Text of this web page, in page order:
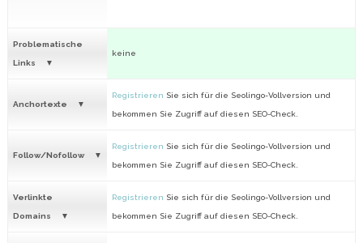
Problematische
Links
keine
Anchortexte
Registrieren Sie sich für die Seolingo-Vollversion und
bekommen Sie Zugriff auf diesen SEO-Check.
Follow/Nofollow
Registrieren Sie sich für die Seolingo-Vollversion und
bekommen Sie Zugriff auf diesen SEO-Check.
Verlinkte
Domains
Registrieren Sie sich für die Seolingo-Vollversion und
bekommen Sie Zugriff auf diesen SEO-Check.